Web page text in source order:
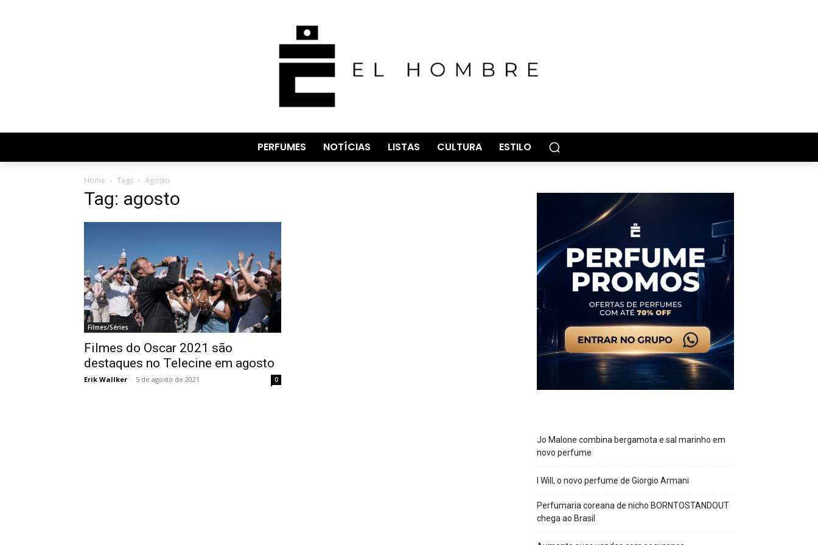
PERFUMES NOTÍCIAS LISTAS CULTURA ESTILO
Home Tags Agosto
Tag: agosto
Filmes/Séries
Filmes do Oscar 2021 são
destaques no Telecine em agosto
Erik Wallker - 5 de agosto de 2021 0
Jo Malone combina bergamota e sal marinho em
novo perfume
I Will, o novo perfume de Giorgio Armani
Perfumaria coreana de nicho BORNTOSTANDOUT
chega ao Brasil